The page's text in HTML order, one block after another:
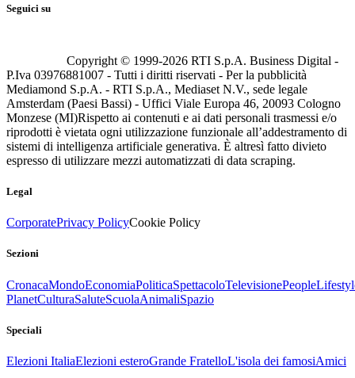
Seguici su
Copyright © 1999-2026 RTI S.p.A. Business Digital -
P.Iva 03976881007 - Tutti i diritti riservati - Per la pubblicità
Mediamond S.p.A. - RTI S.p.A., Mediaset N.V., sede legale
Amsterdam (Paesi Bassi) - Uffici Viale Europa 46, 20093 Cologno
Monzese (MI)Rispetto ai contenuti e ai dati personali trasmessi e/o
riprodotti è vietata ogni utilizzazione funzionale all’addestramento di
sistemi di intelligenza artificiale generativa. È altresì fatto divieto
espresso di utilizzare mezzi automatizzati di data scraping.
Legal
CorporatePrivacy PolicyCookie Policy
Sezioni
CronacaMondoEconomiaPoliticaSpettacoloTelevisionePeople
PlanetCulturaSaluteScuolaAnimaliSpazio
Speciali
Elezioni ItaliaElezioni esteroGrande FratelloL'isola dei famosiAmici